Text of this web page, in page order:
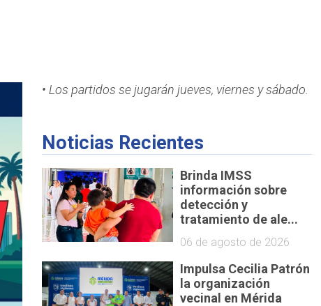
• Los partidos se jugarán jueves, viernes y sábado.
Noticias Recientes
Brinda IMSS
información sobre
detección y
tratamiento de ale...
06 de agosto de 2026
Impulsa Cecilia Patrón
la organización
vecinal en Mérida